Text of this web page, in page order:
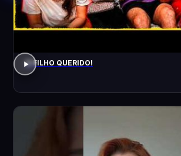
O FILHO QUERIDO!